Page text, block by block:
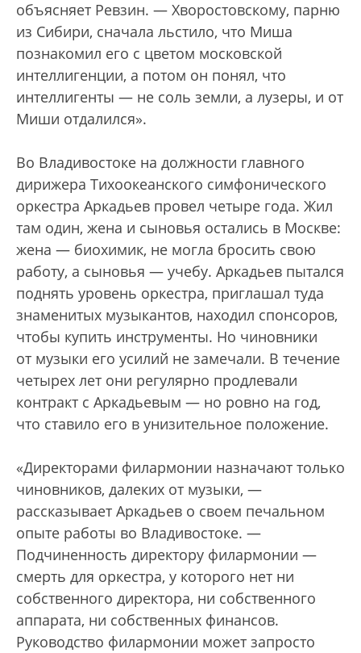
объясняет Ревзин. — Хворостовскому, парню
из Сибири, сначала льстило, что Миша
познакомил его с цветом московской
интеллигенции, а потом он понял, что
интеллигенты — не соль земли, а лузеры, и от
Миши отдалился».
Во Владивостоке на должности главного
дирижера Тихоокеанского симфонического
оркестра Аркадьев провел четыре года. Жил
там один, жена и сыновья остались в Москве:
жена — биохимик, не могла бросить свою
работу, а сыновья — учебу. Аркадьев пытался
поднять уровень оркестра, приглашал туда
знаменитых музыкантов, находил спонсоров,
чтобы купить инструменты. Но чиновники
от музыки его усилий не замечали. В течение
четырех лет они регулярно продлевали
контракт с Аркадьевым — но ровно на год,
что ставило его в унизительное положение.
«Директорами филармонии назначают только
чиновников, далеких от музыки, —
рассказывает Аркадьев о своем печальном
опыте работы во Владивостоке. —
Подчиненность директору филармонии —
смерть для оркестра, у которого нет ни
собственного директора, ни собственного
аппарата, ни собственных финансов.
Руководство филармонии может запросто